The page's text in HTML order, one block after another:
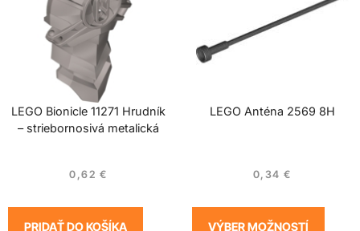
LEGO Bionicle 11271 Hrudník
– striebornosivá metalická
0,62 €
PRIDAŤ DO KOŠÍKA
LEGO Anténa 2569 8H
0,34 €
VÝBER MOŽNOSTÍ